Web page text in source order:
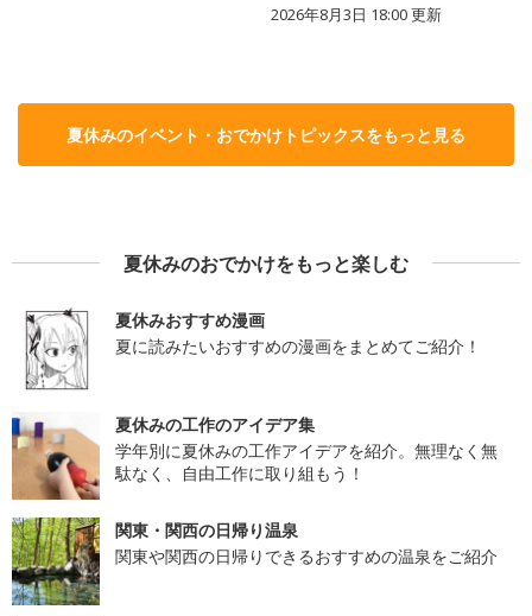
2026年8月3日 18:00更新
夏休みのイベント・おでかけトピックスをもっと見る
夏休みのおでかけをもっと楽しむ
夏休みおすすめ漫画
夏に読みたいおすすめの漫画をまとめてご紹介！
夏休みの工作のアイデア集
学年別に夏休みの工作アイデアを紹介。無理なく無
駄なく、自由工作に取り組もう！
関東・関西の日帰り温泉
関東や関西の日帰りできるおすすめの温泉をご紹介